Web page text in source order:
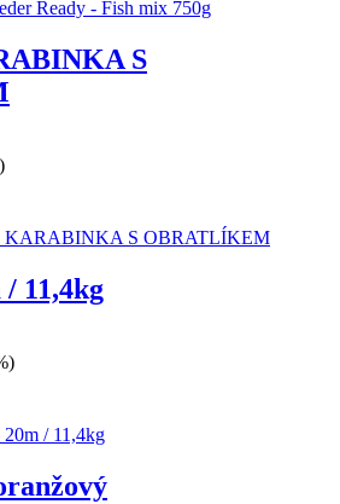
Ready - Fish mix 750g
S
KARABINKA S OBRATLÍKEM
11,4kg
/ 11,4kg